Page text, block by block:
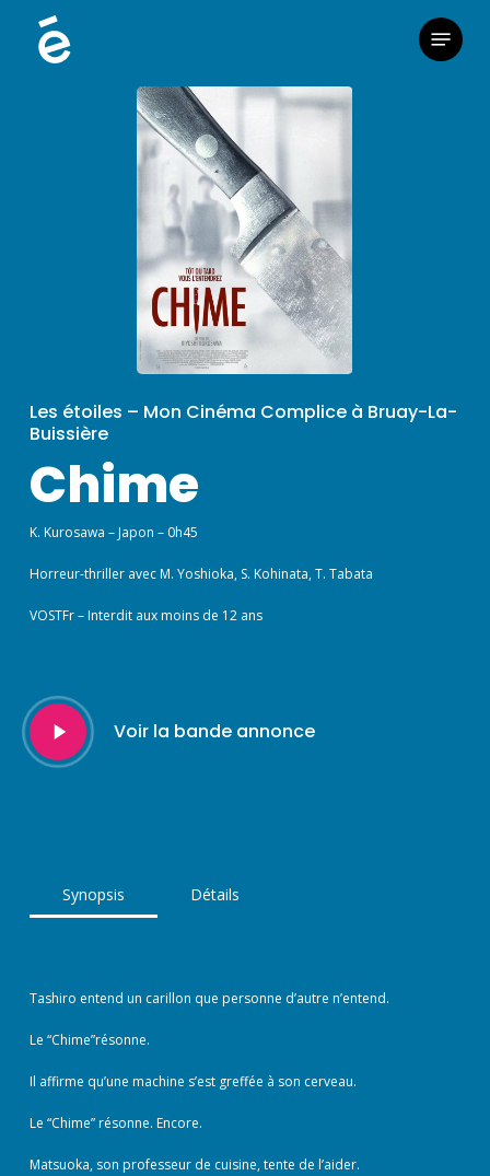
Menu
Les étoiles – Mon Cinéma Complice à Bruay-La-
Buissière
Chime
K. Kurosawa – Japon – 0h45
Horreur-thriller avec M. Yoshioka, S. Kohinata, T. Tabata
VOSTFr – Interdit aux moins de 12 ans
Play
Video
Voir la bande annonce
Synopsis Détails
Tashiro entend un carillon que personne d’autre n’entend.
Le “Chime”résonne.
Il affirme qu’une machine s’est greffée à son cerveau.
Le “Chime” résonne. Encore.
Matsuoka, son professeur de cuisine, tente de l’aider.